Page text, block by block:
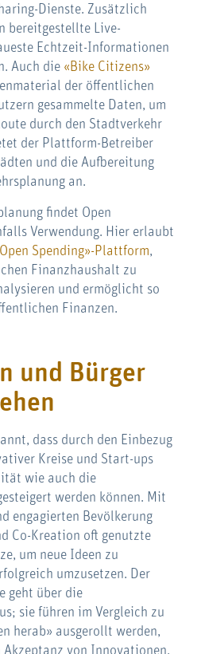
Dienste. Zusätzlich
bereitgestellte Live-
Echtzeit-Informationen
Auch die «Bike Citizens»
der öffentlichen
gesammelte Daten, um
durch den Stadtverkehr
der Plattform-Betreiber
und die Aufbereitung
an.
findet Open
Verwendung. Hier erlaubt
Spending»-Plattform,
Finanzhaushalt zu
und ermöglicht so
Finanzen.
und Bürger
dass durch den Einbezug
Kreise und Start-ups
wie auch die
werden können. Mit
engagierten Bevölkerung
Co-Kreation oft genutzte
um neue Ideen zu
umzusetzen. Der
geht über die
sie führen im Vergleich zu
herab» ausgerollt werden,
Akzeptanz von Innovationen.